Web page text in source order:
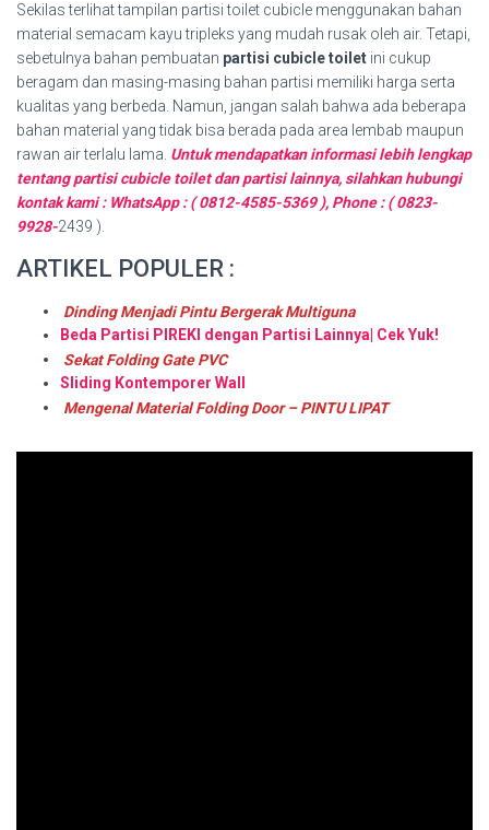
Sekilas terlihat tampilan partisi toilet cubicle menggunakan bahan
material semacam kayu tripleks yang mudah rusak oleh air. Tetapi,
sebetulnya bahan pembuatan partisi cubicle toilet ini cukup
beragam dan masing-masing bahan partisi memiliki harga serta
kualitas yang berbeda. Namun, jangan salah bahwa ada beberapa
bahan material yang tidak bisa berada pada area lembab maupun
rawan air terlalu lama. Untuk mendapatkan informasi lebih lengkap
tentang partisi cubicle toilet dan partisi lainnya, silahkan hubungi
kontak kami : WhatsApp : ( 0812-4585-5369 ), Phone : ( 0823-
9928-2439 ).
ARTIKEL POPULER :
Dinding Menjadi Pintu Bergerak Multiguna
Beda Partisi PIREKI dengan Partisi Lainnya| Cek Yuk!
Sekat Folding Gate PVC
Sliding Kontemporer Wall
Mengenal Material Folding Door – PINTU LIPAT